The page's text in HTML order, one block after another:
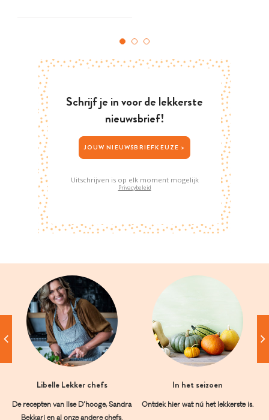
Schrijf je in voor de lekkerste
nieuwsbrief!
JOUW NIEUWSBRIEFKEUZE >
Uitschrijven is op elk moment mogelijk
Privacybeleid
Libelle Lekker chefs
De recepten van Ilse D’hooge, Sandra
Bekkari en al onze andere chefs.
In het seizoen
Ontdek hier wat nú het lekkerste is.